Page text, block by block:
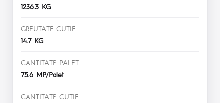
1236.3 KG
GREUTATE CUTIE
14.7 KG
CANTITATE PALET
75.6 MP/Palet
CANTITATE CUTIE